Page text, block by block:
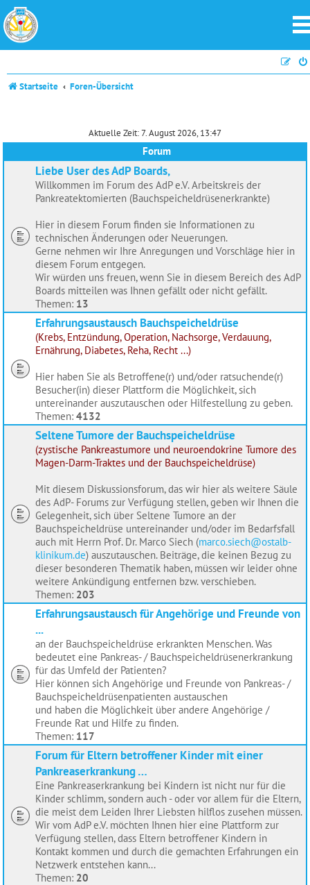
Startseite Foren-Übersicht
Aktuelle Zeit: 7. August 2026, 13:47
Forum
Liebe User des AdP Boards,
Willkommen im Forum des AdP e.V. Arbeitskreis der
Pankreatektomierten (Bauchspeicheldrüsenerkrankte)
Hier in diesem Forum finden sie Informationen zu
technischen Änderungen oder Neuerungen.
Gerne nehmen wir Ihre Anregungen und Vorschläge hier in
diesem Forum entgegen.
Wir würden uns freuen, wenn Sie in diesem Bereich des AdP
Boards mitteilen was Ihnen gefällt oder nicht gefällt.
Themen: 13
Erfahrungsaustausch Bauchspeicheldrüse
(Krebs, Entzündung, Operation, Nachsorge, Verdauung,
Ernährung, Diabetes, Reha, Recht ...)
Hier haben Sie als Betroffene(r) und/oder ratsuchende(r)
Besucher(in) dieser Plattform die Möglichkeit, sich
untereinander auszutauschen oder Hilfestellung zu geben.
Themen: 4132
Seltene Tumore der Bauchspeicheldrüse
(zystische Pankreastumore und neuroendokrine Tumore des
Magen-Darm-Traktes und der Bauchspeicheldrüse)
Mit diesem Diskussionsforum, das wir hier als weitere Säule
des AdP- Forums zur Verfügung stellen, geben wir Ihnen die
Gelegenheit, sich über Seltene Tumore an der
Bauchspeicheldrüse untereinander und/oder im Bedarfsfall
auch mit Herrn Prof. Dr. Marco Siech (marco.siech@ostalb-
klinikum.de) auszutauschen. Beiträge, die keinen Bezug zu
dieser besonderen Thematik haben, müssen wir leider ohne
weitere Ankündigung entfernen bzw. verschieben.
Themen: 203
Erfahrungsaustausch für Angehörige und Freunde von
...
an der Bauchspeicheldrüse erkrankten Menschen. Was
bedeutet eine Pankreas- / Bauchspeicheldrüsenerkrankung
für das Umfeld der Patienten?
Hier können sich Angehörige und Freunde von Pankreas- /
Bauchspeicheldrüsenpatienten austauschen
und haben die Möglichkeit über andere Angehörige /
Freunde Rat und Hilfe zu finden.
Themen: 117
Forum für Eltern betroffener Kinder mit einer
Pankreaserkrankung …
Eine Pankreaserkrankung bei Kindern ist nicht nur für die
Kinder schlimm, sondern auch - oder vor allem für die Eltern,
die meist dem Leiden Ihrer Liebsten hilflos zusehen müssen.
Wir vom AdP e.V. möchten Ihnen hier eine Plattform zur
Verfügung stellen, dass Eltern betroffener Kindern in
Kontakt kommen und durch die gemachten Erfahrungen ein
Netzwerk entstehen kann...
Themen: 20